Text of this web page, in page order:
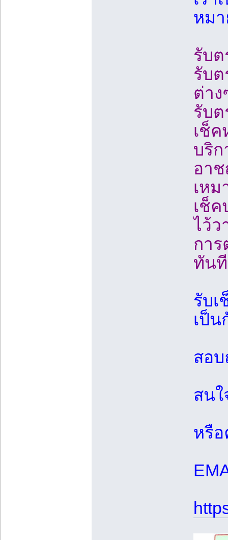
หมา
รับ
รับ
ต่าง
รับ
เช็
บริก
อา
เหม
เช็
ไว้ว
กา
ทันที
รับ
เป็น
สอ
สน
หรื